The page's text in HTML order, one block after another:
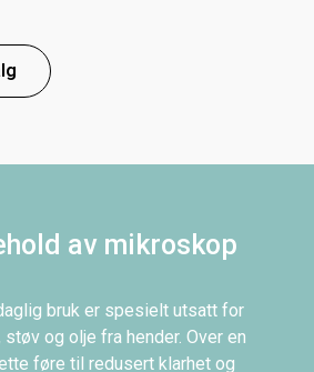
av mikroskop
bruk er spesielt utsatt for
og olje fra hender. Over en
føre til redusert klarhet og